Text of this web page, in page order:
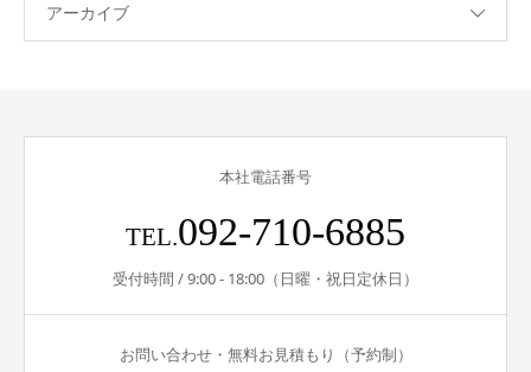
アーカイブ
本社電話番号
TEL.092-710-6885
受付時間 / 9:00 - 18:00（日曜・祝日定休日）
お問い合わせ・無料お見積もり（予約制）